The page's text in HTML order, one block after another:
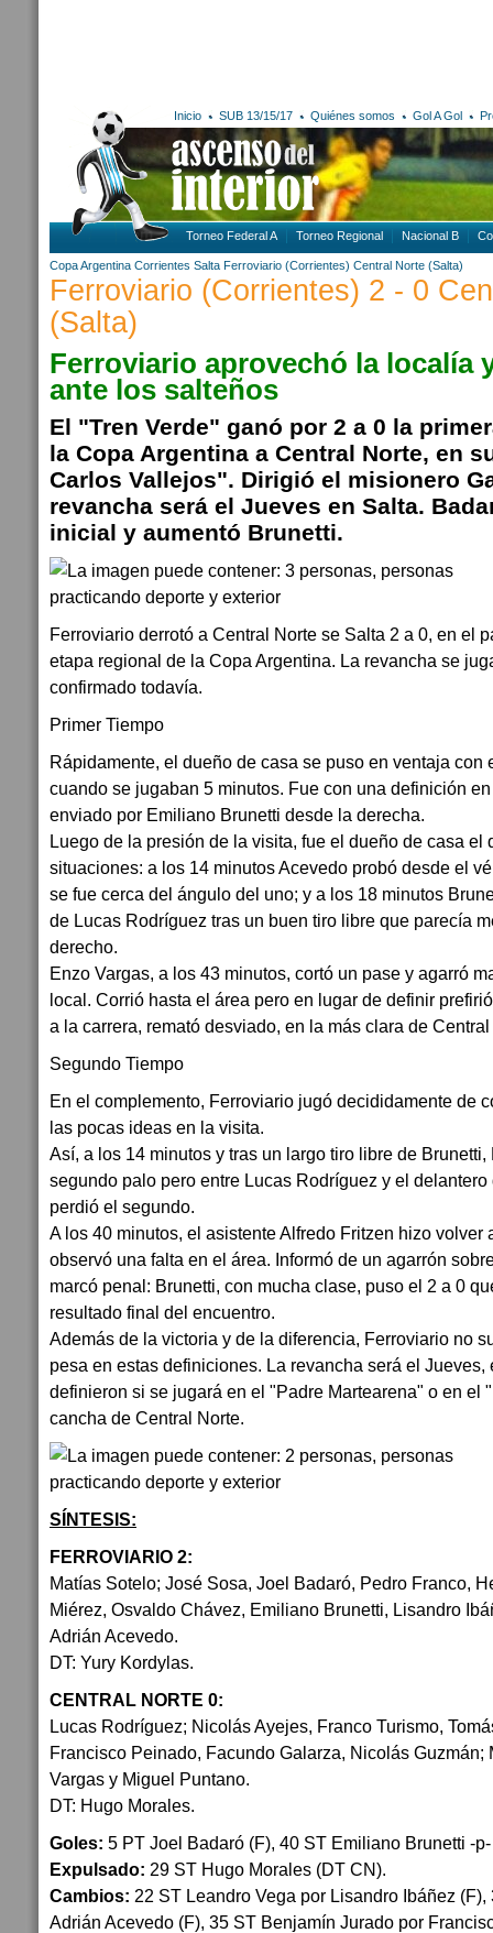
Inicio SUB 13/15/17 Quiénes somos Gol A Gol
Torneo Federal A Torneo Regional Nacional B
Copa Argentina Corrientes Salta Ferroviario (Corrientes) Central Norte (Salta)
Ferroviario (Corrientes) 2 - 0
(Salta)
Ferroviario aprovechó la localía
ante los salteños
El "Tren Verde" ganó por 2 a 0 la
la Copa Argentina a Central Norte, en
Carlos Vallejos". Dirigió el misionero
revancha será el Jueves en Salta.
inicial y aumentó Brunetti.
Ferroviario derrotó a Central Norte se Salta 2 a 0, en el
etapa regional de la Copa Argentina. La revancha se
confirmado todavía.
Primer Tiempo
Rápidamente, el dueño de casa se puso en ventaja con
cuando se jugaban 5 minutos. Fue con una definición
enviado por Emiliano Brunetti desde la derecha.
Luego de la presión de la visita, fue el dueño de casa el
situaciones: a los 14 minutos Acevedo probó desde el
se fue cerca del ángulo del uno; y a los 18 minutos
de Lucas Rodríguez tras un buen tiro libre que parecía
derecho.
Enzo Vargas, a los 43 minutos, cortó un pase y agarró
local. Corrió hasta el área pero en lugar de definir
a la carrera, remató desviado, en la más clara de
Segundo Tiempo
En el complemento, Ferroviario jugó decididamente de
las pocas ideas en la visita.
Así, a los 14 minutos y tras un largo tiro libre de
segundo palo pero entre Lucas Rodríguez y el
perdió el segundo.
A los 40 minutos, el asistente Alfredo Fritzen hizo volver
observó una falta en el área. Informó de un agarrón
marcó penal: Brunetti, con mucha clase, puso el 2 a 0
resultado final del encuentro.
Además de la victoria y de la diferencia, Ferroviario no
pesa en estas definiciones. La revancha será el
definieron si se jugará en el "Padre Martearena" o en el
cancha de Central Norte.
SÍNTESIS:
FERROVIARIO 2:
Matías Sotelo; José Sosa, Joel Badaró, Pedro Franco,
Miérez, Osvaldo Chávez, Emiliano Brunetti, Lisandro
Adrián Acevedo.
DT: Yury Kordylas.
CENTRAL NORTE 0:
Lucas Rodríguez; Nicolás Ayejes, Franco Turismo,
Francisco Peinado, Facundo Galarza, Nicolás Guzmán;
Vargas y Miguel Puntano.
DT: Hugo Morales.
Goles: 5 PT Joel Badaró (F), 40 ST Emiliano Brunetti -
Expulsado: 29 ST Hugo Morales (DT CN).
Cambios: 22 ST Leandro Vega por Lisandro Ibáñez
Adrián Acevedo (F), 35 ST Benjamín Jurado por